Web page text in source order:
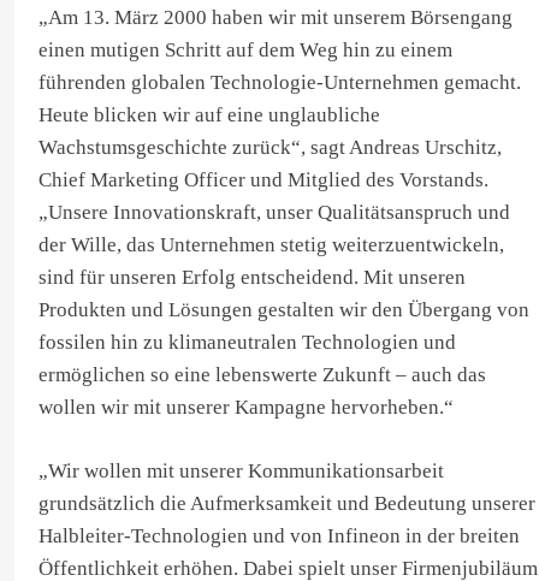
„Am 13. März 2000 haben wir mit unserem Börsengang
einen mutigen Schritt auf dem Weg hin zu einem
führenden globalen Technologie-Unternehmen gemacht.
Heute blicken wir auf eine unglaubliche
Wachstumsgeschichte zurück“, sagt Andreas Urschitz,
Chief Marketing Officer und Mitglied des Vorstands.
„Unsere Innovationskraft, unser Qualitätsanspruch und
der Wille, das Unternehmen stetig weiterzuentwickeln,
sind für unseren Erfolg entscheidend. Mit unseren
Produkten und Lösungen gestalten wir den Übergang von
fossilen hin zu klimaneutralen Technologien und
ermöglichen so eine lebenswerte Zukunft – auch das
wollen wir mit unserer Kampagne hervorheben.“
„Wir wollen mit unserer Kommunikationsarbeit
grundsätzlich die Aufmerksamkeit und Bedeutung unserer
Halbleiter-Technologien und von Infineon in der breiten
Öffentlichkeit erhöhen. Dabei spielt unser Firmenjubiläum